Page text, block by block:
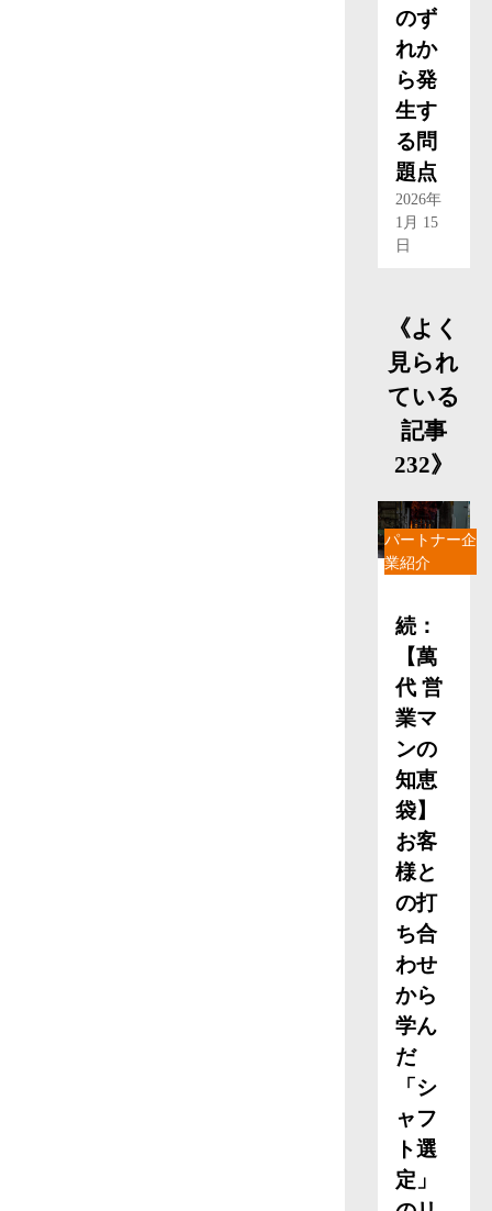
のず
れか
ら発
生す
る問
題点
2026年
1月 15
日
《よく
見られ
ている
記事
232》
パートナー企
業紹介
続：
【萬
代 営
業マ
ンの
知恵
袋】
お客
様と
の打
ち合
わせ
から
学ん
だ
「シ
ャフ
ト選
定」